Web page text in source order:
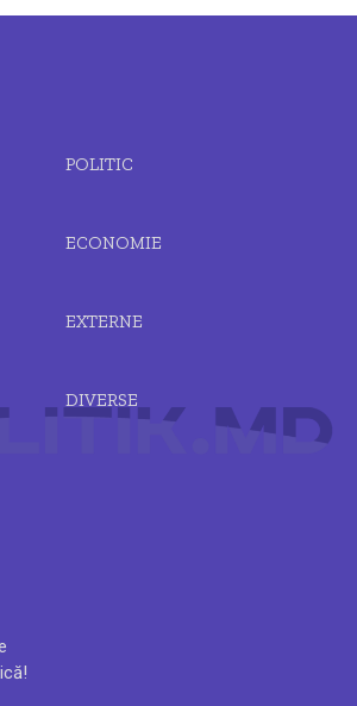
POLITIC
ECONOMIE
EXTERNE
DIVERSE